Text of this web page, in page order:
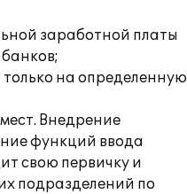
заработной платы
на определенную
Внедрение
функций ввода
свою первичку и
подразделений по